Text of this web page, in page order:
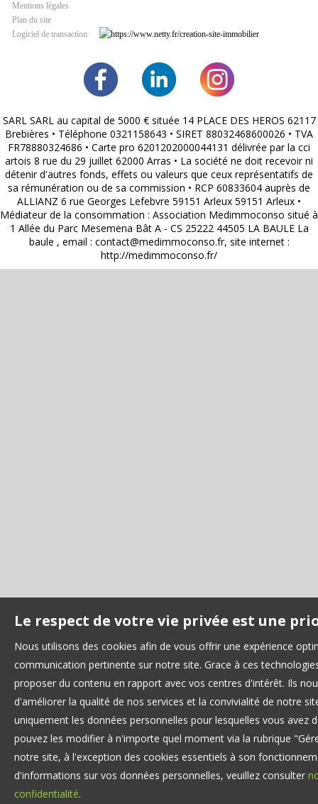
Mentions légales
Plan du site
Logiciel de transaction
SARL SARL au capital de 5000 € située 14 PLACE DES HEROS 62117
Brebières • Téléphone 0321158643 • SIRET 88032468600026 • TVA
FR78880324686 • Carte pro 6201202000044131 délivrée par la cci
artois 8 rue du 29 juillet 62000 Arras • La société ne doit recevoir ni
détenir d'autres fonds, effets ou valeurs que ceux représentatifs de
sa rémunération ou de sa commission • RCP 60833604 auprès de
ALLIANZ 6 rue Georges Lefebvre 59151 Arleux 59151 Arleux •
Médiateur de la consommation : Association Medimmoconso situé à
1 Allée du Parc Mesemena Bât A - CS 25222 44505 LA BAULE La
baule , email : contact@medimmoconso.fr, site internet :
http://medimmoconso.fr/
Le respect de votre vie privée est une
Nous utilisons des cookies afin de vous offrir une expérience
communication pertinente sur notre site. Grace à ces
proposer du contenu en rapport avec vos centres d'intérêt. Ils
d'améliorer la qualité de nos services et la convivialité de notre
uniquement les données personnelles pour lesquelles vous avez
pouvez les modifier à n'importe quel moment via la rubrique
notre site, à l'exception des cookies essentiels à son
d'informations sur vos données personnelles, veuillez consulter
confidentialité.